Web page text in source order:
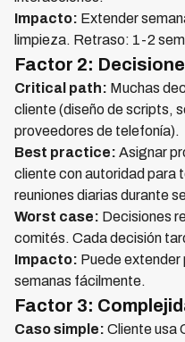
Impacto: Extender
limpieza. Retraso: 1-2
Factor 2:
Critical path: Muchas
cliente (diseño de scripts,
proveedores de telefonía).
Best practice: Asignar
cliente con autoridad para
reuniones diarias durante
Worst case: Decisiones
comités. Cada decisión
Impacto: Puede extender
semanas fácilmente.
Factor 3:
Caso simple: Cliente usa